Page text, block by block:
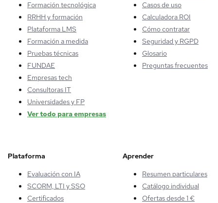
Formación tecnológica
RRHH y formación
Plataforma LMS
Formación a medida
Pruebas técnicas
FUNDAE
Empresas tech
Consultoras IT
Universidades y FP
Ver todo para empresas
Casos de uso
Calculadora ROI
Cómo contratar
Seguridad y RGPD
Glosario
Preguntas frecuentes
Plataforma
Evaluación con IA
SCORM, LTI y SSO
Certificados
Aprender
Resumen particulares
Catálogo individual
Ofertas desde 1 €